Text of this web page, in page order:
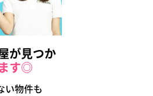
が見つか
す◎
い物件も